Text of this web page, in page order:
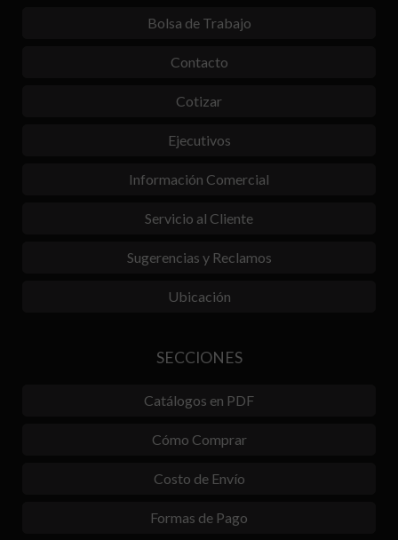
Bolsa de Trabajo
Contacto
Cotizar
Ejecutivos
Información Comercial
Servicio al Cliente
Sugerencias y Reclamos
Ubicación
SECCIONES
Catálogos en PDF
Cómo Comprar
Costo de Envío
Formas de Pago